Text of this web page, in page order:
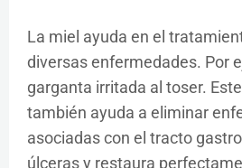
La miel ayuda en el
diversas enfermedades. Por
garganta irritada al toser.
también ayuda a eliminar
asociadas con el tracto
úlceras y restaura